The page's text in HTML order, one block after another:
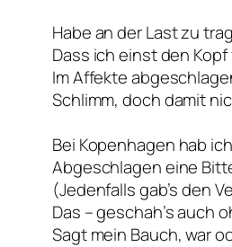
Habe an der Last zu
Dass ich einst den Kopf
Im Affekte
Schlimm, doch damit
Bei Kopenhagen hab
Abgeschlagen eine
(Jedenfalls gab’s den
Das – geschah’s auch
Sagt mein Bauch, war